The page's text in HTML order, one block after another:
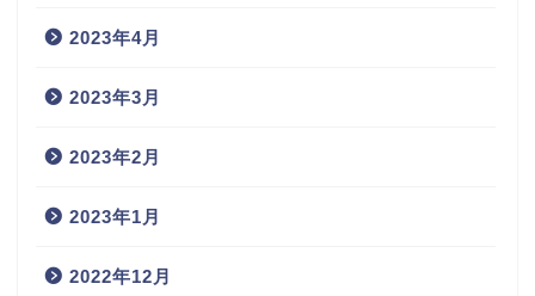
2023年4月
2023年3月
2023年2月
2023年1月
2022年12月